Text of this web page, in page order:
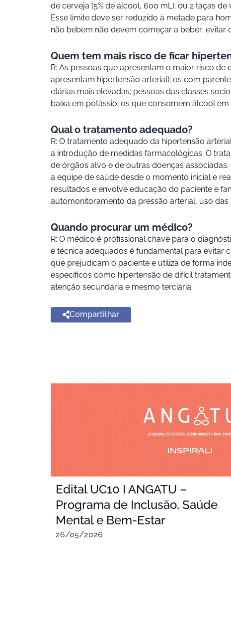
de cerveja (5% de álcool, 600 mL); ou 2 taças
Esse limite deve ser reduzido à metade para
não bebem não devem começar a beber;
Quem tem mais risco de ficar
R: As pessoas que apresentam o maior risco
apresentam hipertensão arterial); os com
etárias mais elevadas; pessoas das classes
baixa em potássio; os que consomem álcool
Qual o tratamento adequado?
R: O tratamento adequado da hipertensão
a introdução de medidas farmacológicas. O
de órgãos alvo e de outras doenças
a equipe de saúde desde o momento inicial e
resultados e envolve educação do paciente e
automonitoramento da pressão arterial, uso
Quando procurar um médico?
R: O médico é profissional chave para o
e técnica adequados é fundamental para evitar
que prejudicam o paciente e utiliza de forma
específicos como hipertensão de difícil
atenção secundária e mesmo terciária.
Compartilhar
Edital UC10 I ANGATU –
Programa de Inclusão, Saúde
Mental e Bem-Estar
26/05/2026